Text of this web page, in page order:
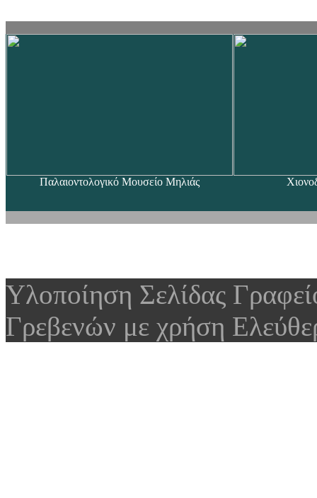
Παλαιοντολογικό Μουσείο Μηλιάς
Υλοποίηση Σελίδας
Γρεβενών με χρήση